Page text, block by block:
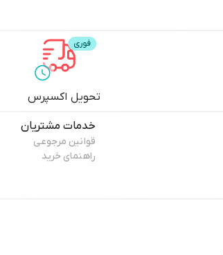
تحویل اکسپرس
خدمات مشتریان
قوانین مرجوعی
راهنمای خرید